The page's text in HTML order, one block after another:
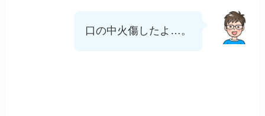
口の中火傷したよ…。